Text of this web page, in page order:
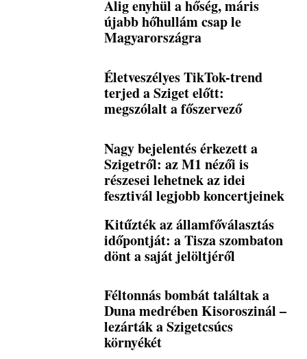
Alig enyhül a hőség, máris
újabb hőhullám csap le
Magyarországra
Életveszélyes TikTok-trend
terjed a Sziget előtt:
megszólalt a főszervező
Nagy bejelentés érkezett a
Szigetről: az M1 nézői is
részesei lehetnek az idei
fesztivál legjobb koncertjeinek
Kitűzték az államfőválasztás
időpontját: a Tisza szombaton
dönt a saját jelöltjéről
Féltonnás bombát találtak a
Duna medrében Kisoroszinál –
lezárták a Szigetcsúcs
környékét